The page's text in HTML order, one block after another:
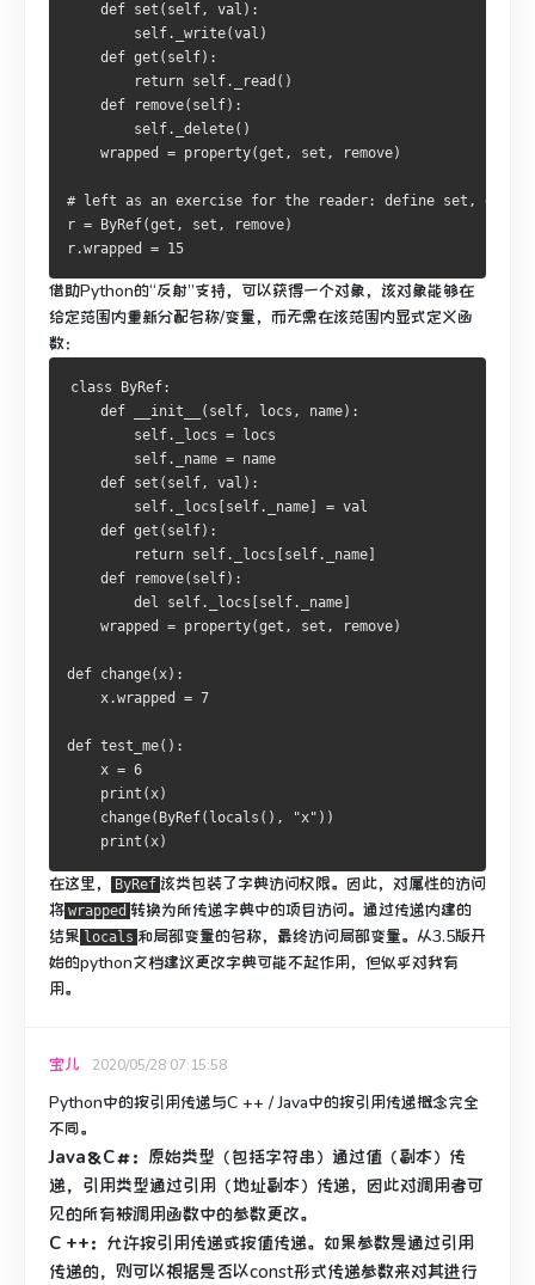
def set ( self, val ):
        self
. _write(val )
def get ( self):
return self. _read ()
def remove( self):
        self
. _delete()
    wrapped
= property(get , set , remove)
# left as an exercise for the reader: define set, get,
r = ByRef(get , set , remove)
r.wrapped = 15
借助Python的“反射”支持，可以获得一个对象，该对象能够在
给定范围内重新分配名称/变量，而无需在该范围内显式定义函
数：
class ByRef:
def __init__ ( self, locs , name):
        self
. _locs = locs
        self
. _name = name
def set ( self, val ):
        self
. _locs self. _name = val
def get ( self):
return self. _locs self. _name
def remove( self):
del self. _locs self. _name
    wrapped
= property(get , set , remove)
def change(x):
    x
.wrapped = 7
def test_me():
    x
= 6
print (x)
    change
( ByRef( locals (), "x" ))
print (x)
在这里， ByRef 该类包装了字典访问权限。 因此，对属性的访问
将 wrapped 转换为所传递字典中的项目访问。 通过传递内建的
结果 locals 和局部变量的名称，最终访问局部变量。 从3.5版开
始的python文档建议更改字典可能不起作用，但似乎对我有
用。
宝儿 2020/05/28 07:15:58
Python中的按引用传递与C ++ / Java中的按引用传递概念完全
不同。
Java＆C＃： 原始类型（包括字符串）通过值（副本）传
递，引用类型通过引用（地址副本）传递，因此对调用者可
见的所有被调用函数中的参数更改。
C ++： 允许按引用传递或按值传递。 如果参数是通过引用
传递的，则可以根据是否以const形式传递参数来对其进行